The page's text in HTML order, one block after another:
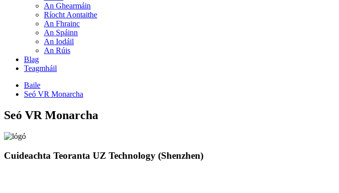
An Ghearmáin
Ríocht Aontaithe
An Fhrainc
An Spáinn
An Iodáil
An Rúis
Blag
Teagmháil
Baile
Seó VR Monarcha
Seó VR Monarcha
Cuideachta Teoranta UZ Technology (Shenzhen)